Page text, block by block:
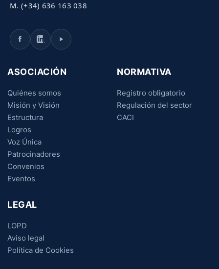
M. (+34) 636 163 038
ASOCIACIÓN
Quiénes somos
Misión y Visión
Estructura
Logros
Voz Única
Patrocinadores
Convenios
Eventos
NORMATIVA
Registro obligatorio
Regulación del sector
CACI
LEGAL
LOPD
Aviso legal
Política de Cookies